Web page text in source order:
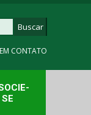
CONTATO
SE